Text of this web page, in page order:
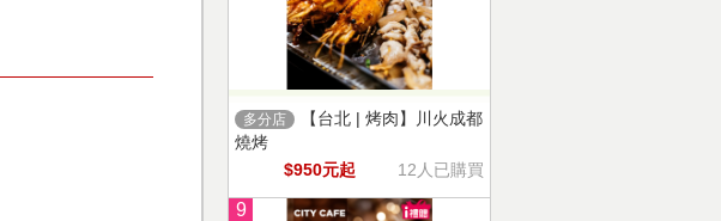
多分店
【台北 | 烤肉】川火成都
燒烤
$950元起
12人已購買
9